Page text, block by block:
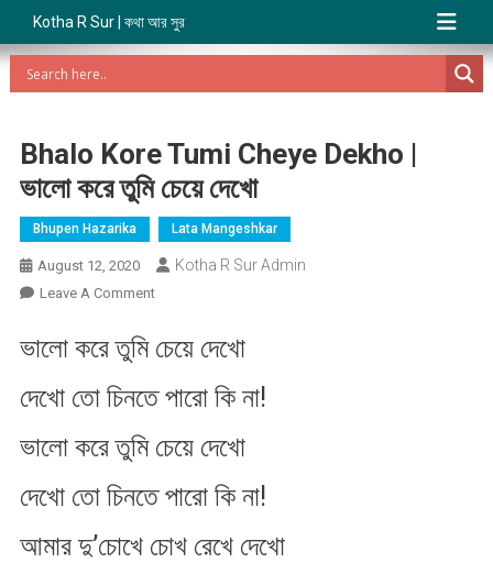
Kotha R Sur | কথা আর সুর
Bhalo Kore Tumi Cheye Dekho |
ভালো করে তুমি চেয়ে দেখো
Bhupen Hazarika Lata Mangeshkar
August 12, 2020 Kotha R Sur Admin
Leave A CommentOn
Kore
Cheye
|
করে
চেয়ে
ভালো করে তুমি চেয়ে দেখো
দেখো তো চিনতে পারো কি না!
ভালো করে তুমি চেয়ে দেখো
দেখো তো চিনতে পারো কি না!
আমার দু’চোখে চোখ রেখে দেখো